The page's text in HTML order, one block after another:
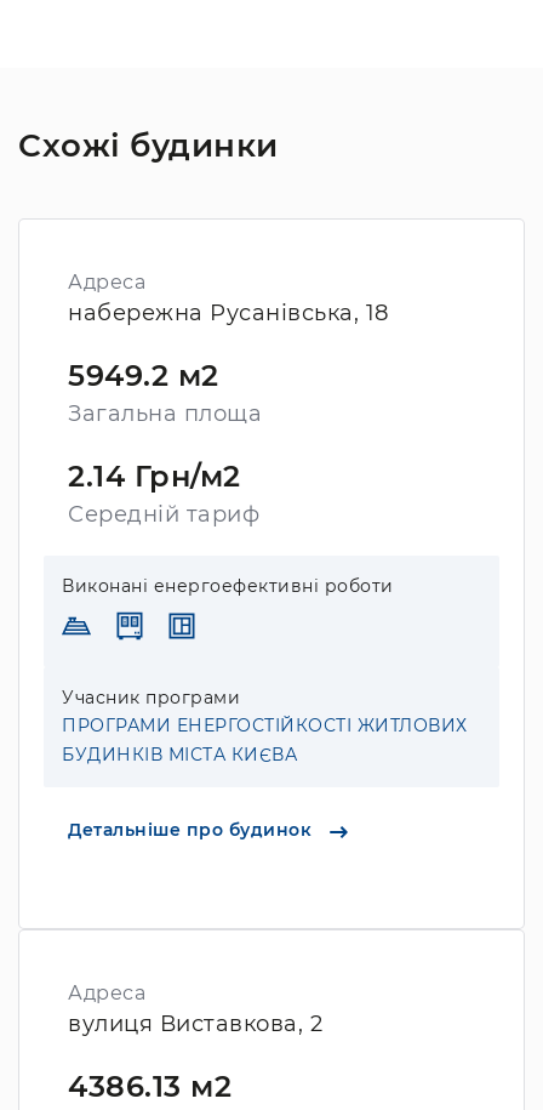
Схожі будинки
Адреса
набережна Русанівська, 18
5949.2 м2
Загальна площа
2.14 Грн/м2
Середній тариф
Виконані енергоефективні роботи
Учасник програми
ПРОГРАМИ ЕНЕРГОСТІЙКОСТІ ЖИТЛОВИХ
БУДИНКІВ МІСТА КИЄВА
Детальніше про будинок
Адреса
вулиця Виставкова, 2
4386.13 м2